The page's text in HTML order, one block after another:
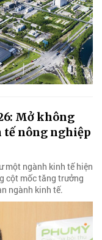
Mở không
nông nghiệp
một ngành kinh tế hiện
cột mốc tăng trưởng
ngành kinh tế.